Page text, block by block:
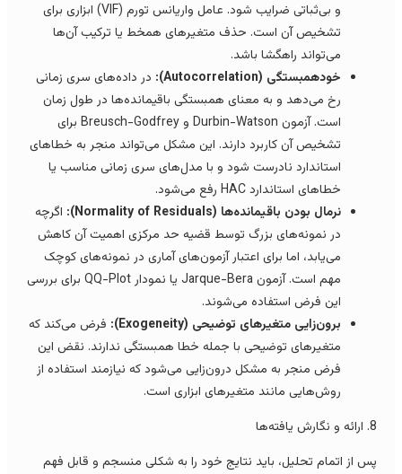
و بی‌ثباتی ضرایب شود. عامل واریانس تورم (VIF) ابزاری برای
تشخیص آن است. حذف متغیرهای همخط یا ترکیب آن‌ها
می‌تواند راهگشا باشد.
خودهمبستگی (Autocorrelation):
در داده‌های سری زمانی
رخ می‌دهد و به معنای همبستگی باقیمانده‌ها در طول زمان
است. آزمون Durbin-Watson و Breusch-Godfrey برای
تشخیص آن کاربرد دارند. این مشکل می‌تواند منجر به خطاهای
استاندارد نادرست شود و با مدل‌های سری زمانی مناسب یا
خطاهای استاندارد HAC رفع می‌شود.
نرمال بودن باقیمانده‌ها (Normality of Residuals):
اگرچه
در نمونه‌های بزرگ توسط قضیه حد مرکزی اهمیت آن کاهش
می‌یابد، اما برای اعتبار آزمون‌های آماری در نمونه‌های کوچک
مهم است. آزمون Jarque-Bera یا نمودار QQ-Plot برای بررسی
این فرض استفاده می‌شوند.
برون‌زایی متغیرهای توضیحی (Exogeneity):
فرض می‌کند که
متغیرهای توضیحی با جمله خطا همبستگی ندارند. نقض این
فرض منجر به مشکل درون‌زایی می‌شود که نیازمند استفاده از
روش‌هایی مانند متغیرهای ابزاری است.
از اتمام تحلیل، باید نتایج خود را به شکلی منسجم و قابل فهم